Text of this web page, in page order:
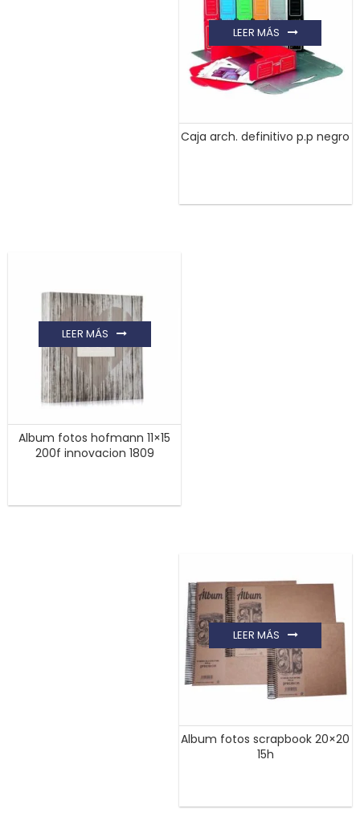
Caja arch. definitivo p.p negro
LEER MÁS
Album fotos hofmann 11×15
200f innovacion 1809
LEER MÁS
Album fotos scrapbook 20×20
15h
LEER MÁS